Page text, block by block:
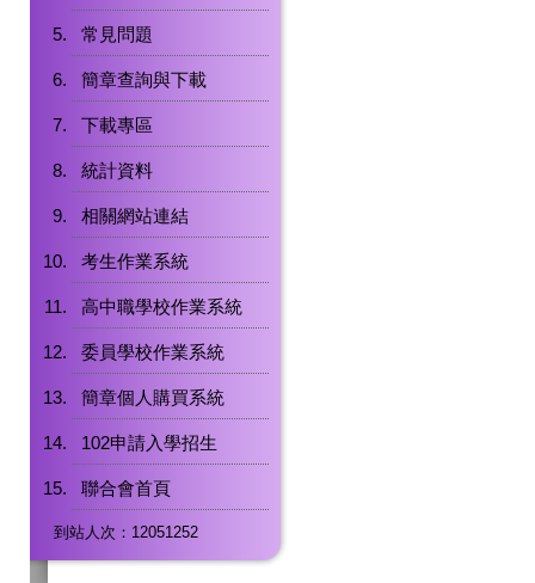
常見問題
簡章查詢與下載
下載專區
統計資料
相關網站連結
考生作業系統
高中職學校作業系統
委員學校作業系統
簡章個人購買系統
102申請入學招生
聯合會首頁
到站人次：12051252